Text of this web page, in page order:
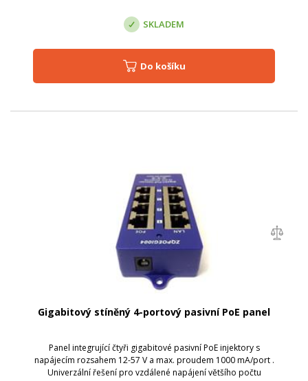
SKLADEM
Do košíku
Gigabitový stíněný 4-portový pasivní PoE panel
Panel integrující čtyři gigabitové pasivní PoE injektory s
napájecím rozsahem 12-57 V a max. proudem 1000 mA/port .
Univerzální řešení pro vzdálené napájení většího počtu